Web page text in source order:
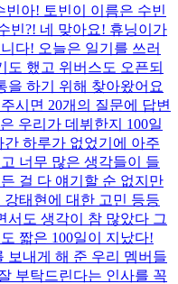
빈아! 토빈이 이름은 수빈
빈?! 네 맞아요! 휴닝이가
다! 오늘은 일기를 쓰러
도 했고 위버스도 오픈되
을 하기 위해 찾아왔어요
시면 20개의 질문에 답변
우리가 데뷔한지 100일
하루가 없었기에 아주
너무 많은 생각들이 들
걸 다 얘기할 순 없지만
태현에 대한 고민 등등
서도 생각이 참 많았다 그
짧은 100일이 지났다!
보내게 해 준 우리 멤버들
부탁드린다는 인사를 꼭